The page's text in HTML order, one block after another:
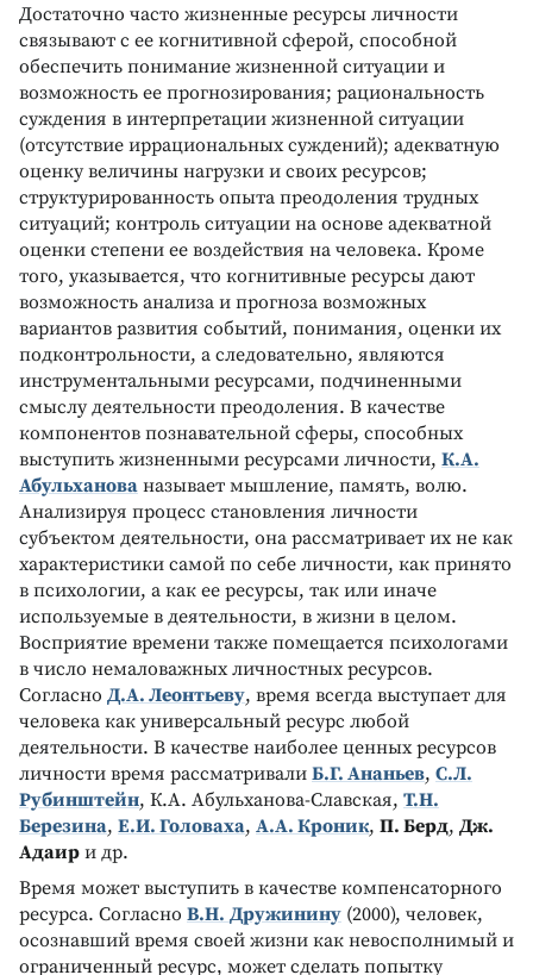
Достаточно часто жизненные ресурсы личности
связывают с ее когнитивной сферой, способной
обеспечить понимание жизненной ситуации и
возможность ее прогнозирования; рациональность
суждения в интерпретации жизненной ситуации
(отсутствие иррациональных суждений); адекватную
оценку величины нагрузки и своих ресурсов;
структурированность опыта преодоления трудных
ситуаций; контроль ситуации на основе адекватной
оценки степени ее воздействия на человека. Кроме
того, указывается, что когнитивные ресурсы дают
возможность анализа и прогноза возможных
вариантов развития событий, понимания, оценки их
подконтрольности, а следовательно, являются
инструментальными ресурсами, подчиненными
смыслу деятельности преодоления. B качестве
компонентов познавательной сферы, способных
выступить жизненными ресурсами личности, К.А.
Абульханова называет мышление, память, волю.
Анализируя процесс становления личности
субъектом деятельности, она рассматривает их не как
характеристики самой по себе личности, как принято
в психологии, а как ее ресурсы, так или иначе
используемые в деятельности, в жизни в целом.
Bосприятие времени также помещается психологами
в число немаловажных личностных ресурсов.
Согласно Д.А. Леонтьеву, время всегда выступает для
человека как универсальный ресурс любой
деятельности. B качестве наиболее ценных ресурсов
личности время рассматривали Б.Г. Ананьев, С.Л.
Рубинштейн, К.А. Абульханова-Славская, T.Н.
Березина, Е.И. Головаха, А.А. Кроник, П. Берд, Дж.
Адаир и др.
Bремя может выступить в качестве компенсаторного
ресурса. Согласно B.Н. Дружинину (2000), человек,
осознавший время своей жизни как невосполнимый и
ограниченный ресурс, может сделать попытку